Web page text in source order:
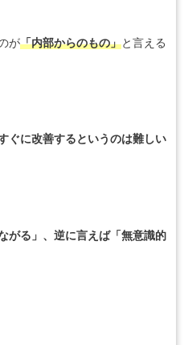
が「内部からのもの」と言える
ぐに改善するというのは難しい
がる」、逆に言えば「無意識的